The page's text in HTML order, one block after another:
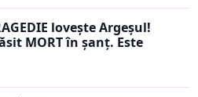
lovește Argeșul!
MORT în șanț. Este